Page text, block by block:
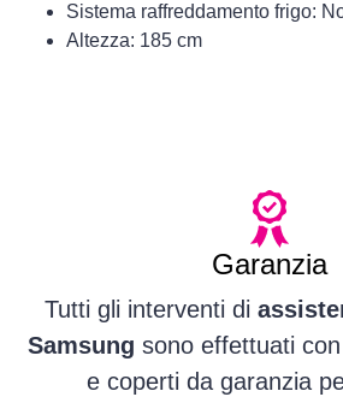
Sistema raffreddamento frigo:
Altezza: 185 cm
Garanzia
Tutti gli interventi di
Samsung sono effettuati
e coperti da garanzia